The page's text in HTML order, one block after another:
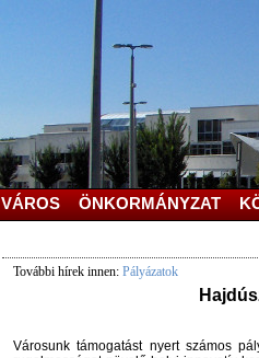
VÁROS ÖNKORMÁNYZAT
További hírek innen: Pályázatok
Városunk támogatást nyert számos